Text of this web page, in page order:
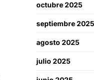
octubre 2025
septiembre 2025
agosto 2025
julio 2025